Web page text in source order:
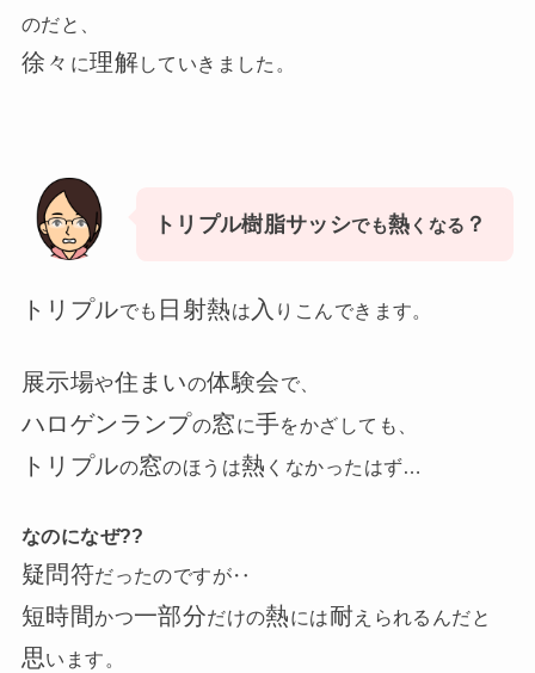
のだと、
徐々 に理解していきました。
トリプル樹脂サッシでも熱 くなる ？
トリプルでも 日射熱は 入 りこんできます。
展示場や住まいの体験会で、
ハロゲンランプの窓に手をかざしても、
トリプルの窓のほうは熱 くなかったはず…
なのになぜ??
疑問符だったのですが‥
短時間かつ一部分だけの熱には耐 えられるんだと
思います。